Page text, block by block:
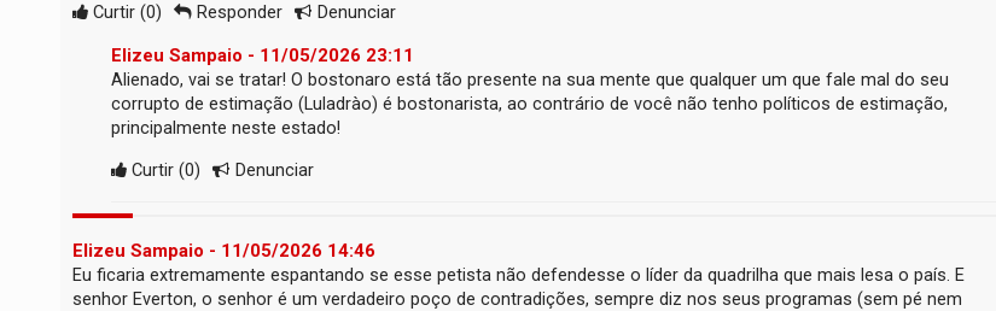
Curtir (0) Responder Denunciar
Elizeu Sampaio - 11/05/2026 23:11
Alienado, vai se tratar! O bostonaro está tão presente na sua mente que qualquer um que fale mal do seu
corrupto de estimação (Luladrào) é bostonarista, ao contrário de você não tenho políticos de estimação,
principalmente neste estado!
Curtir (0) Denunciar
Elizeu Sampaio - 11/05/2026 14:46
Eu ficaria extremamente espantando se esse petista não defendesse o líder da quadrilha que mais lesa o país. E
senhor Everton, o senhor é um verdadeiro poço de contradições, sempre diz nos seus programas (sem pé nem